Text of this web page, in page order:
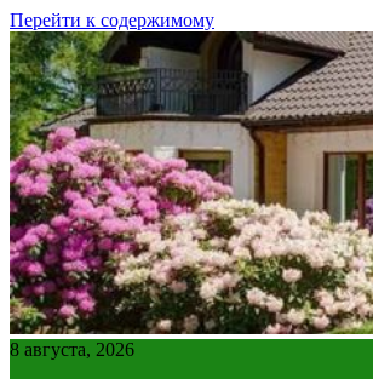
Перейти к содержимому
8 августа, 2026